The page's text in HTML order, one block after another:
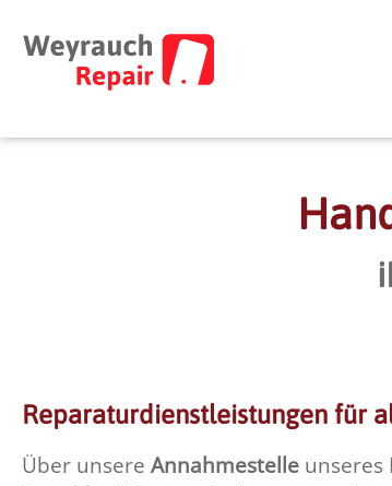
Reparaturdienstleistungen für
Über unsere Annahmestelle unseres